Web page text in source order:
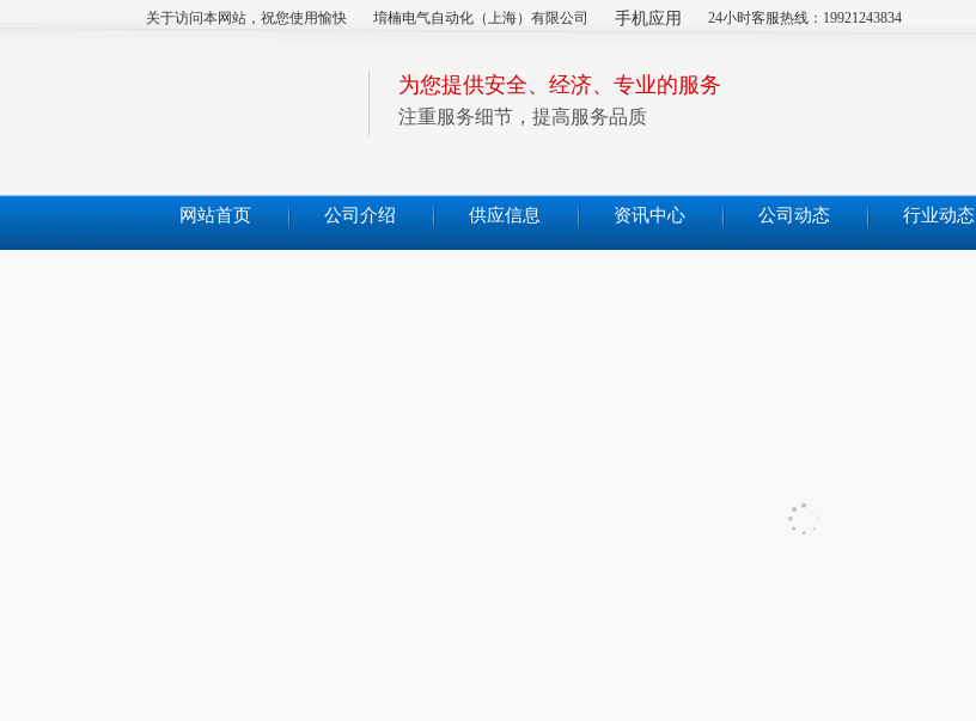
关于访问本网站，祝您使用愉快 堉楠电气自动化（上海）有限公司 手机应用 24小时客服热线：19921243834
为您提供安全、经济、专业的服务
注重服务细节，提高服务品质
网站首页 公司介绍 供应信息 资讯中心 公司动态 行业动态